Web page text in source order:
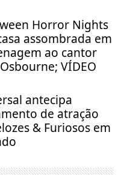
Horror Nights
assombrada em
ao cantor
VÍDEO
antecipa
de atração
& Furiosos em